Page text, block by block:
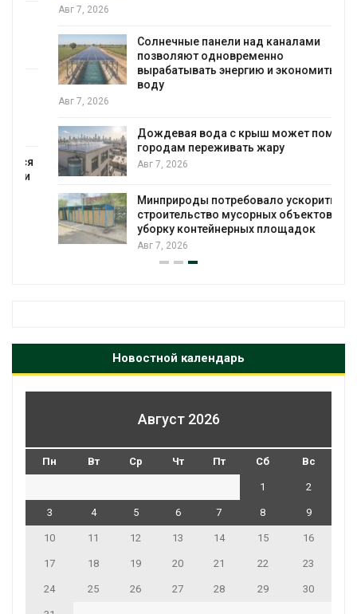
Авг 7, 2026
Солнечные панели над каналами
позволяют одновременно
вырабатывать энергию и экономить
воду
Авг 7, 2026
Дождевая вода с крыш может помочь
городам переживать жару
Авг 7, 2026
Минприроды потребовало ускорить
строительство мусорных объектов и
уборку контейнерных площадок
Авг 7, 2026
Новостной календарь
Август 2026
Пн Вт Ср Чт Пт Сб Вс
1 2
3 4 5 6 7 8 9
10 11 12 13 14 15 16
17 18 19 20 21 22 23
24 25 26 27 28 29 30